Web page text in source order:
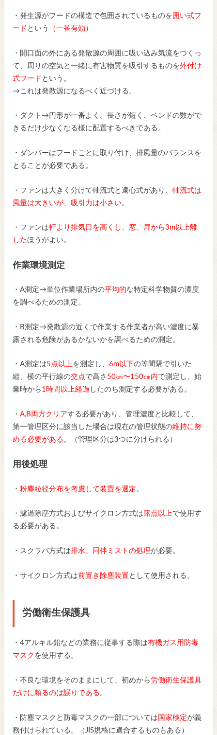
・発生源がフードの構造で包囲されているものを 囲い式フ
ード という （一番有効）
・開口面の外にある発散源の周囲に吸い込み気流をつくっ
て、周りの空気と一緒に有害物質を吸引するものを外付け
式フード という。
→これは発散源になるべく近づける。
・ダクト→円形が一番よく。長さが短く、ベンドの数がで
きるだけ少なくなる様に配置するべきである。
・ダンパーはフードごとに取り付け、排風量のバランスを
とることが必要である。
・ファンは大きく分けて軸流式と遠心式があり、軸流式は
風量は大きいが、吸引力は小さい 。
・ファンは軒より排気口を高くし、窓、扉から3m以上離
したほうがよい。
作業環境測定
・A測定→単位作業場所内の平均的な特定科学物質の濃度
を調べるための測定。
・B測定→発散源の近くで作業する作業者が高い濃度に暴
露される危険があるかないかを調べるための測定。
・A測定は5点以上を測定し、6m以下の等間隔で引いた
縦、横の平行線の交点で高さ 50㎝〜150㎝内で測定し、始
業時から 1時間以上経過 したのち測定する必要がある。
・A,B両方クリアする必要があり、管理濃度と比較して、
第一管理区分に該当した場合は現在の管理状態の維持に努
める必要がある 。（管理区分は3つに分けられる）
用後処理
・粉塵粒径分布を考慮して装置を選定 。
・濾過除塵方式およびサイクロン方式は露点以上で使用す
る必要がある。
・スクラバ方式は排水、同伴ミストの処理が必要。
・サイクロン方式は前置き除塵装置として使用される。
労働衛生保護具
・4アルキル鉛などの業務に従事する際は有機ガス用防毒
マスク を使用する。
・不良な環境をそのままにして、初めから労働衛生保護具
だけに頼るのは誤りである 。
・防塵マスクと防毒マスクの一部については 国家検定が義
務付けられている。（JIS規格に適合するものもある）